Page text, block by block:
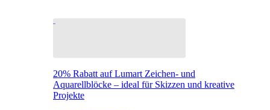
20% Rabatt auf Lumart Zeichen- und
Aquarellblöcke – ideal für Skizzen und kreative
Projekte